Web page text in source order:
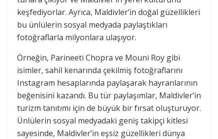
keşfediyorlar. Ayrıca, Maldivler’in doğal güzellikleri
bu ünlülerin sosyal medyada paylaştıkları
fotoğraflarla milyonlara ulaşıyor.
Örneğin, Parineeti Chopra ve Mouni Roy gibi
isimler, sahil kenarında çekilmiş fotoğraflarını
Instagram hesaplarında paylaşarak hayranlarının
beğenisini kazandı. Bu tür paylaşımlar, Maldivler’in
turizm tanıtımı için de büyük bir fırsat oluşturuyor.
Ünlülerin sosyal medyadaki geniş takipçi kitlesi
sayesinde, Maldivler’in eşsiz güzellikleri dünya